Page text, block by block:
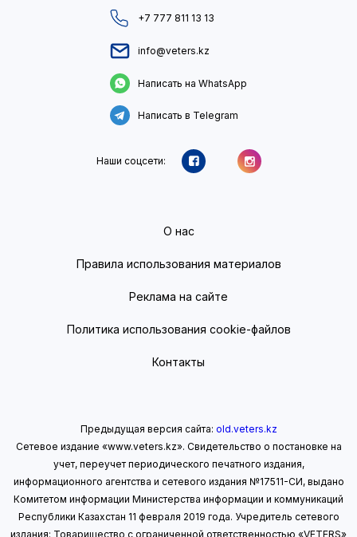
+7 777 811 13 13
info@veters.kz
Написать на WhatsApp
Написать в Telegram
Наши соцсети:
О нас
Правила использования материалов
Реклама на сайте
Политика использования cookie-файлов
Контакты
Предыдущая версия сайта: old.veters.kz
Сетевое издание «www.veters.kz». Свидетельство о постановке на
учет, переучет периодического печатного издания,
информационного агентства и сетевого издания №17511-СИ, выдано
Комитетом информации Министерства информации и коммуникаций
Республики Казахстан 11 февраля 2019 года. Учредитель сетевого
издания: Товарищество с ограниченной ответственностью «VETERS»